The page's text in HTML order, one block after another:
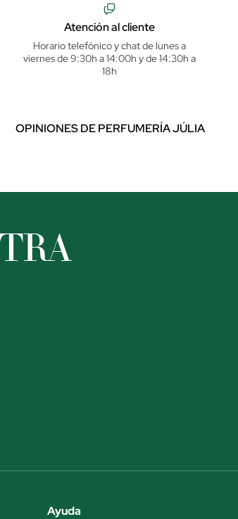
Atención al cliente
Horario telefónico y chat de lunes a
viernes de 9:30h a 14:00h y de 14:30h a
18h
OPINIONES DE PERFUMERÍA JÚLIA
Ayuda